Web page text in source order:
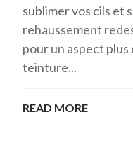
sublimer vos cils et
rehaussement
pour un aspect
teinture...
READ MORE